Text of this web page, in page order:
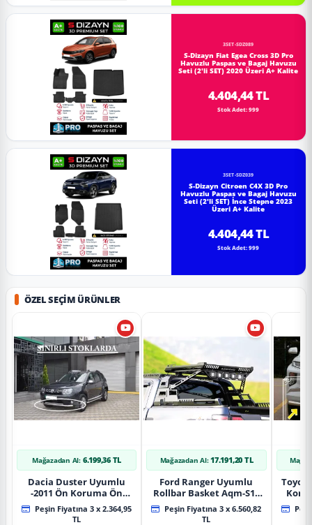
3SET-SDZ089
S-Dizayn Fiat Egea Cross 3D Pro
Havuzlu Paspas ve Bagaj Havuzu
Seti (2'li SET) 2020 Üzeri A+ Kalite
4.404,44 TL
Stok Adet: 999
3SET-SDZ039
S-Dizayn Citroen C4X 3D Pro
Havuzlu Paspas ve Bagaj Havuzu
Seti (2'li SET) İnce Stepne 2023
Üzeri A+ Kalite
4.404,44 TL
Stok Adet: 999
ÖZEL SEÇIM ÜRÜNLER
Mağazadan Al: 6.199,36 TL
Dacia Duster Uyumlu
-2011 Ön Koruma Ön
Tekli Koruma
Peşin Fiyatına 3 x 2.364,95
TL
Mağazadan Al: 17.191,20 TL
Ford Ranger Uyumlu
Rollbar Basket Aqm-S10
2015+ Uyumlu
Peşin Fiyatına 3 x 6.560,82
TL